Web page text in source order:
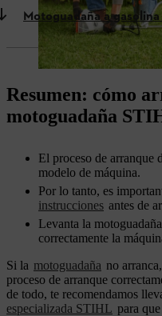
Motoguadaña a
Resumen: cómo
motoguadaña
El proceso de arranque
modelo de máquina.
Por lo tanto, es
instrucciones antes de
Levanta la
correctamente la
Si la motoguadaña no
proceso de arranque
de todo, te recomendamos
especializada STIHL para